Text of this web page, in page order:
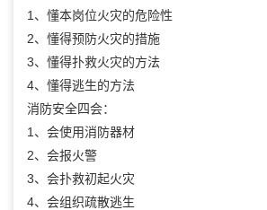
1、懂本岗位火灾的危险性
2、懂得预防火灾的措施
3、懂得扑救火灾的方法
4、懂得逃生的方法
消防安全四会：
1、会使用消防器材
2、会报火警
3、会扑救初起火灾
4、会组织疏散逃生